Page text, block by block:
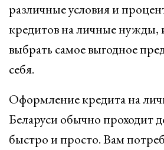
различные условия и
кредитов на личные нужды,
выбрать самое выгодное
себя.
Оформление кредита на
Беларуси обычно проходит
быстро и просто. Вам